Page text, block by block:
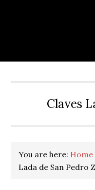
Claves
You are here: Home
Lada de San Pedro